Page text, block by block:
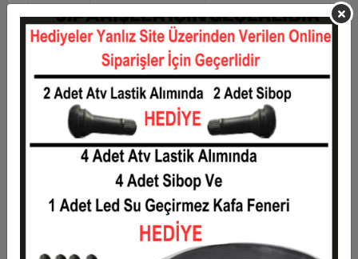
11
112,79 TL
1.240,68 TL
12
105,08 TL 1.261,02 TL
Taksit Taksit Tutarı
Toplam Tutar
1
1.016,95 TL
1.016,95 TL
362,71 TL
1.088,13 TL
277,12 TL
5
225,76 TL
1.128,81 TL